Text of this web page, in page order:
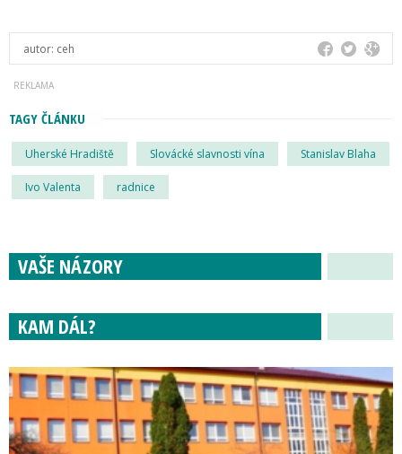
autor: ceh
TAGY ČLÁNKU
Uherské Hradiště Slovácké slavnosti vína Stanislav Blaha
Ivo Valenta radnice
VAŠE NÁZORY
KAM DÁL?